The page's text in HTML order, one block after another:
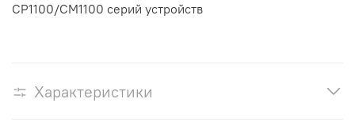
CP1100/CM1100 серий устройств
Характеристики